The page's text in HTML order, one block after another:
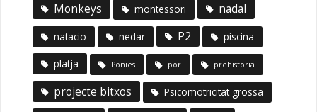
Monkeys montessori nadal
natacio nedar P2 piscina
platja Ponies por prehistoria
projecte bitxos Psicomotricitat grossa